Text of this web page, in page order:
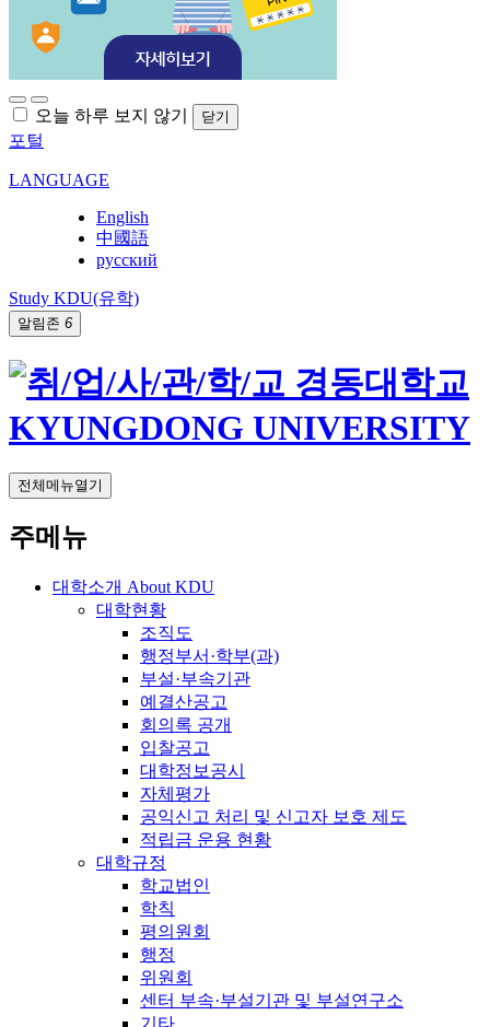
오늘 하루 보지 않기 닫기
포털
LANGUAGE
English
中國語
русский
Study KDU(유학)
알림존 6
전체메뉴열기
주메뉴
대학소개 About KDU
대학현황
조직도
행정부서·학부(과)
부설·부속기관
예결산공고
회의록 공개
입찰공고
대학정보공시
자체평가
공익신고 처리 및 신고자 보호 제도
적립금 운용 현황
대학규정
학교법인
학칙
평의원회
행정
위원회
센터 부속·부설기관 및 부설연구소